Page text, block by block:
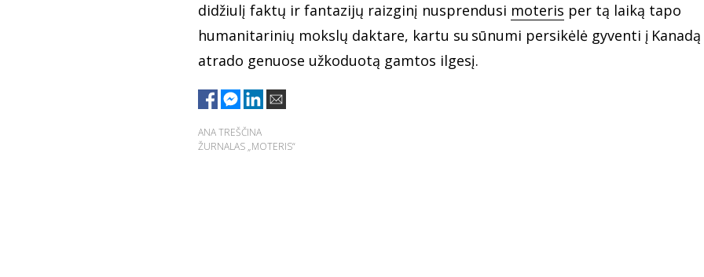
didžiulį faktų ir fantazijų raizginį nusprendusi moteris per tą laiką tapo
humanitarinių mokslų daktare, kartu su sūnumi persikėlė gyventi į
atrado genuose užkoduotą gamtos ilgesį.
ANA TREŠČINA
ŽURNALAS „MOTERIS“